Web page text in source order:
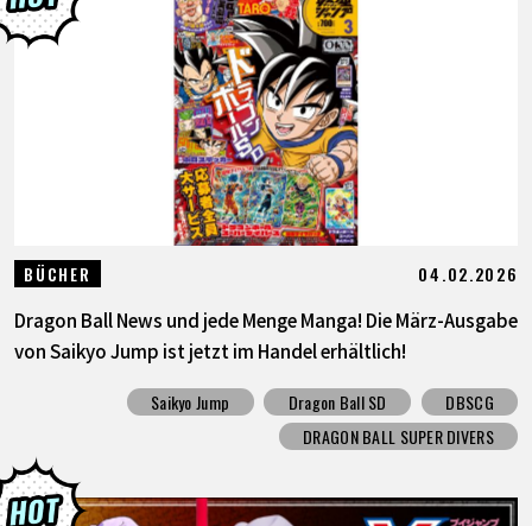
BÜCHER 04.02.2026
Dragon Ball News und jede Menge Manga! Die März-Ausgabe
von Saikyo Jump ist jetzt im Handel erhältlich!
Saikyo Jump Dragon Ball SD
DBSCG
DRAGON BALL SUPER DIVERS